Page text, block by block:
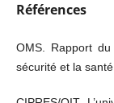
Références
OMS. Rapport
sécurité et la